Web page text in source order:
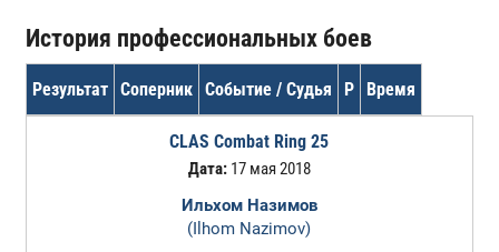
История профессиональных боев
Результат Соперник Событие / Судья Р Время
CLAS Combat Ring 25
Дата:17 мая 2018
Ильхом Назимов
(Ilhom Nazimov)